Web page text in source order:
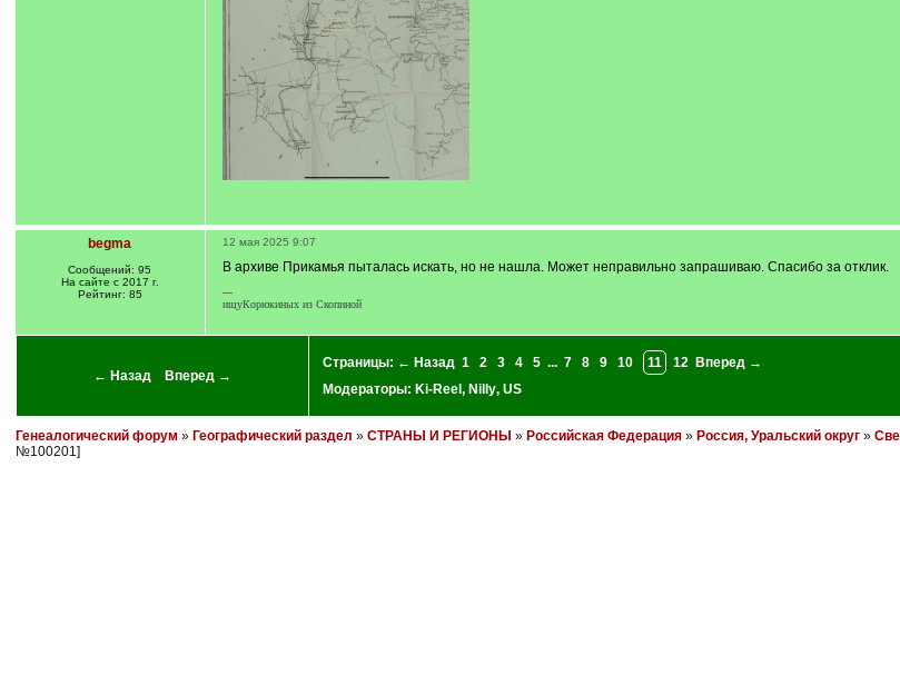
begma
Сообщений: 95
На сайте с 2017 г.
Рейтинг: 85
12 мая 2025 9:07
В архиве Прикамья пыталась искать, но не нашла. Может неправильно запрашиваю. Спасибо за отклик.
---
ищуКорюкиных из Скопиной
← Назад Вперед →
Страницы: ← Назад 1 2 3 4 5 ... 7 8 9 10 11 12
Вперед →
Модераторы: Ki-Reel , Nilly, US
Генеалогический форум » Географический раздел » СТРАНЫ И РЕГИОНЫ » Российская Федерация» Россия, Уральский округ»
№100201]